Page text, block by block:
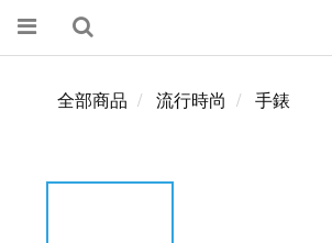
全部商品 流行時尚 手錶